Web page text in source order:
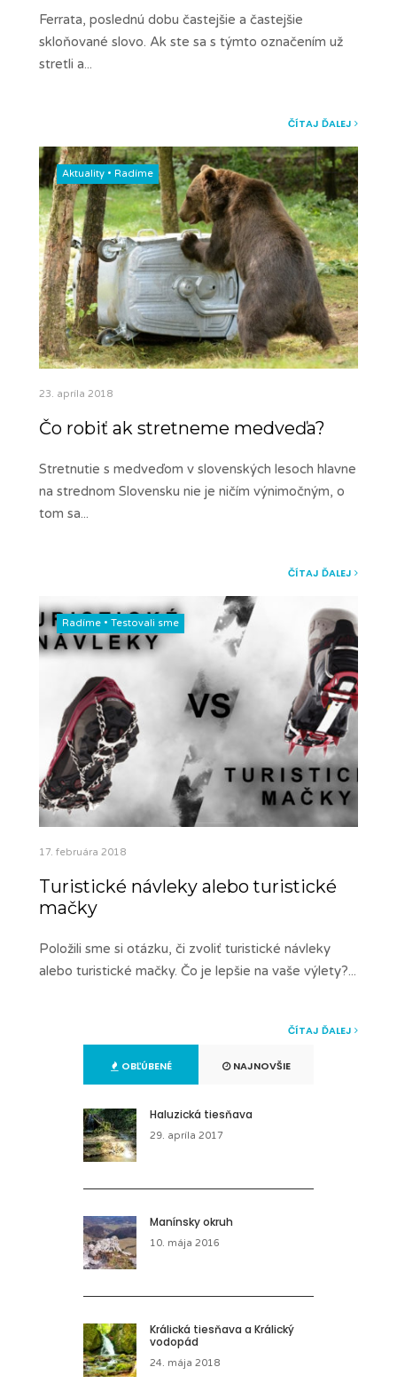
Ferrata, poslednú dobu častejšie a častejšie
skloňované slovo. Ak ste sa s týmto označením už
stretli a...
ČÍTAJ ĎALEJ
Aktuality • Radíme
23. apríla 2018
Čo robiť ak stretneme medveďa?
Stretnutie s medveďom v slovenských lesoch hlavne
na strednom Slovensku nie je ničím výnimočným, o
tom sa...
ČÍTAJ ĎALEJ
Radíme • Testovali sme
17. februára 2018
Turistické návleky alebo turistické
mačky
Položili sme si otázku, či zvoliť turistické návleky
alebo turistické mačky. Čo je lepšie na vaše výlety?...
ČÍTAJ ĎALEJ
OBĽÚBENÉ NAJNOVŠIE
Haluzická tiesňava
29. apríla 2017
Manínsky okruh
10. mája 2016
Králická tiesňava a Králický
vodopád
24. mája 2018